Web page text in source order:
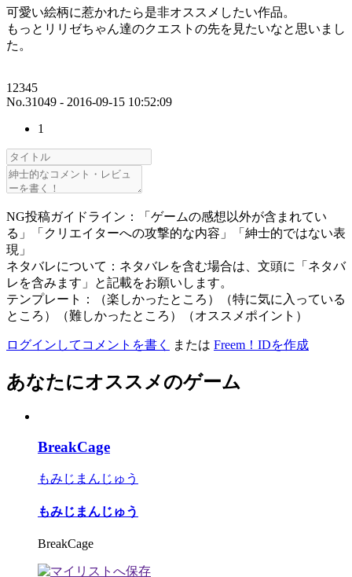
可愛い絵柄に惹かれたら是非オススメしたい作品。
もっとリリゼちゃん達のクエストの先を見たいなと思いまし
た。
12345
No.31049 - 2016-09-15 10:52:09
1
NG投稿ガイドライン：「ゲームの感想以外が含まれてい
る」「クリエイターへの攻撃的な内容」「紳士的ではない表
現」
ネタバレについて：ネタバレを含む場合は、文頭に「ネタバ
レを含みます」と記載をお願いします。
テンプレート：（楽しかったところ）（特に気に入っている
ところ）（難しかったところ）（オススメポイント）
ログインしてコメントを書く または Freem！IDを作成
あなたにオススメのゲーム
BreakCage
もみじまんじゅう
もみじまんじゅう
BreakCage